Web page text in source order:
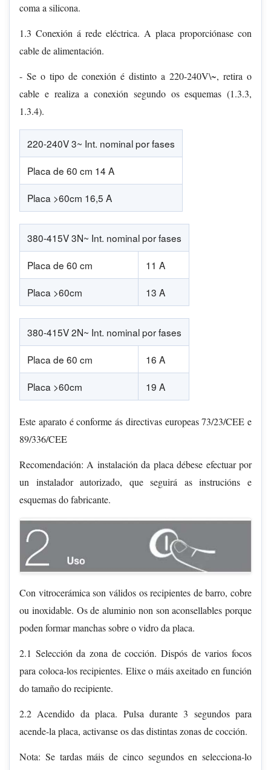
coma a silicona.
1.3 Conexión á rede eléctrica. A placa proporciónase con
cable de alimentación.
- Se o tipo de conexión é distinto a 220-240V\~, retira o
cable e realiza a conexión segundo os esquemas (1.3.3,
1.3.4).
220-240V 3~ Int. nominal por fases
Placa de 60 cm 14 A
Placa >60cm 16,5 A
380-415V 3N~ Int. nominal por fases
Placa de 60 cm 11 A
Placa >60cm 13 A
380-415V 2N~ Int. nominal por fases
Placa de 60 cm 16 A
Placa >60cm 19 A
Este aparato é conforme ás directivas europeas 73/23/CEE e
89/336/CEE
Recomendación: A instalación da placa débese efectuar por
un instalador autorizado, que seguirá as instrucións e
esquemas do fabricante.
Con vitrocerámica son válidos os recipientes de barro, cobre
ou inoxidable. Os de aluminio non son aconsellables porque
poden formar manchas sobre o vidro da placa.
2.1 Selección da zona de cocción. Dispós de varios focos
para coloca-los recipientes. Elixe o máis axeitado en función
do tamaño do recipiente.
2.2 Acendido da placa. Pulsa durante 3 segundos para
acende-la placa, activanse os das distintas zonas de cocción.
Nota: Se tardas máis de cinco segundos en selecciona-lo